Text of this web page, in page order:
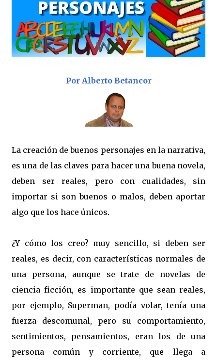
Por Alberto Betancor
La creación de buenos personajes en la narrativa,
es una de las claves para hacer una buena novela,
deben ser reales, pero con cualidades, sin
importar si son buenos o malos, deben aportar
algo que los hace únicos.
¿Y cómo los creo? muy sencillo, si deben ser
reales, es decir, con características normales de
una persona, aunque se trate de novelas de
ciencia ficción, es importante que sean reales,
por ejemplo, Superman, podía volar, tenía una
fuerza descomunal, pero su comportamiento,
sentimientos, pensamientos, eran los de una
persona común y corriente, que llega a